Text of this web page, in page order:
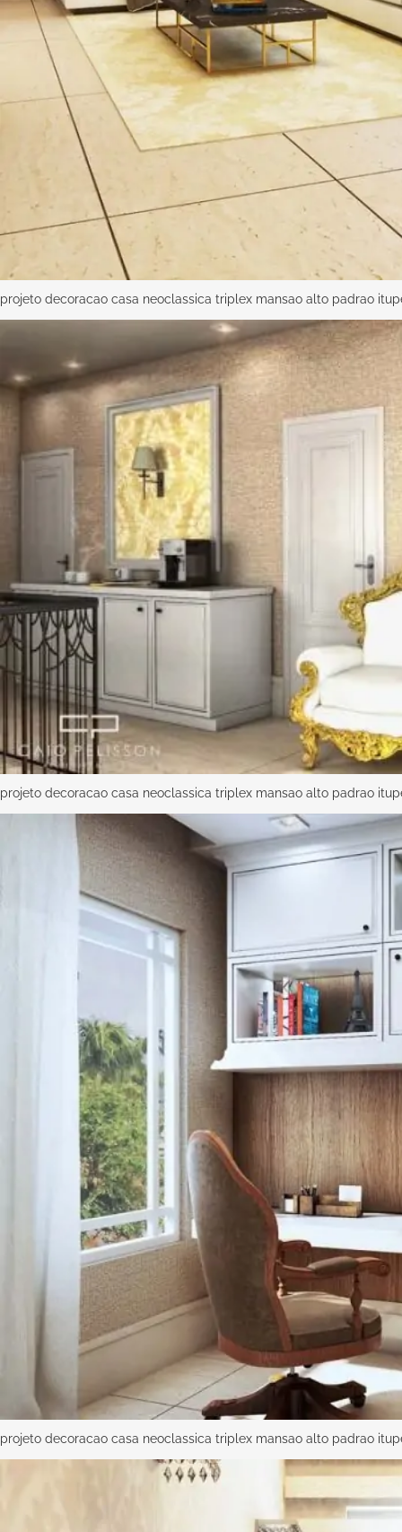
projeto decoracao casa neoclassica triplex mansao alto padrao
projeto decoracao casa neoclassica triplex mansao alto padrao
projeto decoracao casa neoclassica triplex mansao alto padrao